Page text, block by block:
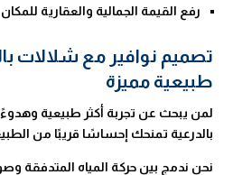
رفع القيمة الجمالية والعقارية للمكان
تصميم نوافير مع شلالات
طبيعية مميزة
لمن يبحث عن تجربة أكثر طبيعية
بالدرعية تمنحك إحساسًا قريبًا من
نحن ندمج بين حركة المياه المتدفقة